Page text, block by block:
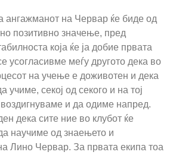
ангажманот на Червар ќе биде од
позитивно значење, пред
која ќе ја добие првата
усогласивме меѓу другото дека во
на учење е доживотен и дека
учиме, секој од секого и на тој
и да одиме напред.
дека сите ние во клубот ќе
научиме од знаењето и
Лино Червар. За првата екипа тоа